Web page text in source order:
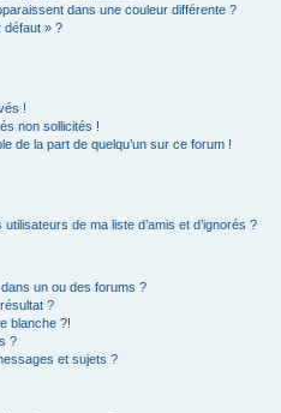
dans une couleur différente ?
défaut » ?
!
non sollicités !
de la part de quelqu’un sur ce forum !
de ma liste d’amis et d’ignorés ?
un ou des forums ?
?
blanche ?!
?
et sujets ?